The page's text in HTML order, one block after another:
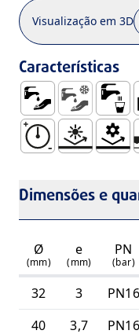
Visualização em 3D
Características
Abastecimento de
Uso
Dimensões e
Ø
(mm)
e
(mm)
PN
(bar)
32
3 PN16
40
3,7 PN16